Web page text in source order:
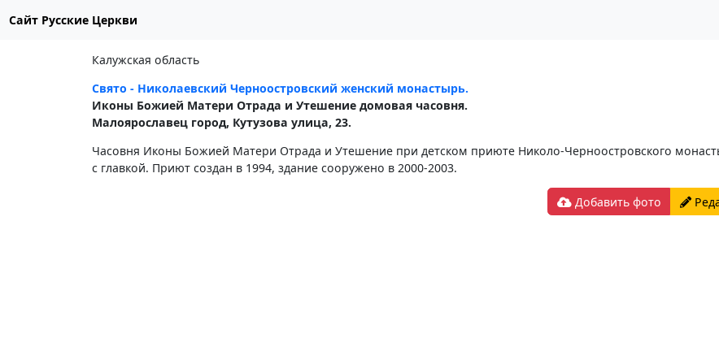
Сайт Русские Церкви
Калужская область
Свято - Николаевский Черноостровский женский монастырь.
Иконы Божией Матери Отрада и Утешение домовая часовня.
Малоярославец город, Кутузова улица, 23.
Часовня Иконы Божией Матери Отрада и Утешение при детском приюте Николо-Черноостровского
с главкой. Приют создан в 1994, здание сооружено в 2000-2003.
Добавить фото